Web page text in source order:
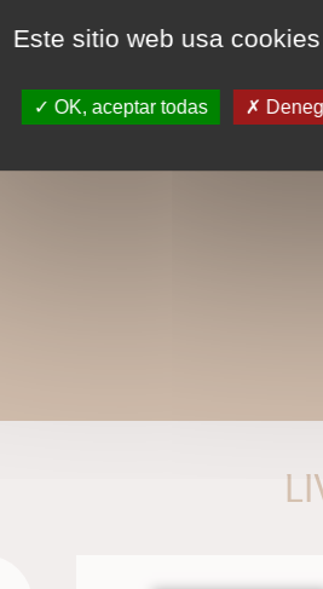
Este sitio web usa
OK, aceptar todas